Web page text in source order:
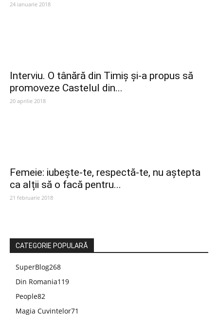
24 ianuarie 2018
Interviu. O tânără din Timiș și-a propus să
promoveze Castelul din...
20 aprilie 2018
Femeie: iubește-te, respectă-te, nu aștepta
ca alții să o facă pentru...
21 februarie 2018
CATEGORIE POPULARĂ
SuperBlog268
Din Romania119
People82
Magia Cuvintelor71